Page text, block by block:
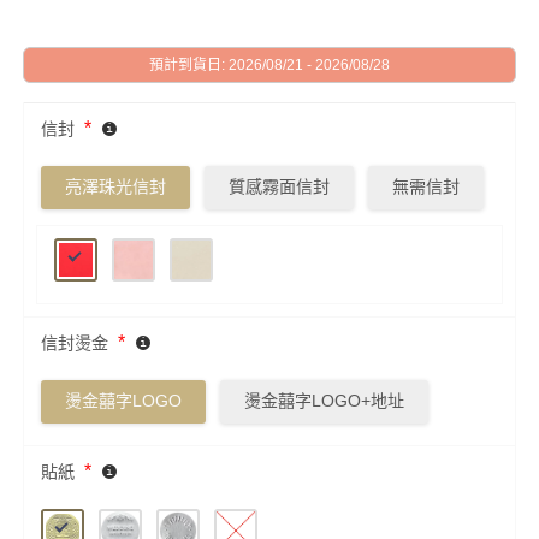
預計到貨日: 2026/08/21 - 2026/08/28
信封 *
亮澤珠光信封 質感霧面信封 無需信封
信封燙金 *
燙金囍字LOGO 燙金囍字LOGO+地址
貼紙 *